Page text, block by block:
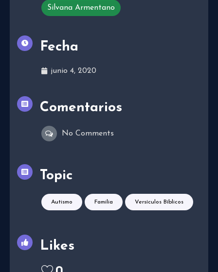
Silvana Armentano
Fecha
junio 4, 2020
Comentarios
No Comments
Topic
Autismo Familia Versículos Bíblicos
Likes